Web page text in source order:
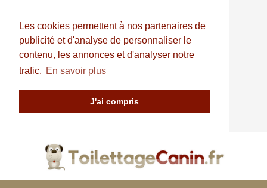
Les cookies permettent à nos partenaires de
publicité et d'analyse de personnaliser le
contenu, les annonces et d'analyser notre
trafic. En savoir plus
J'ai compris